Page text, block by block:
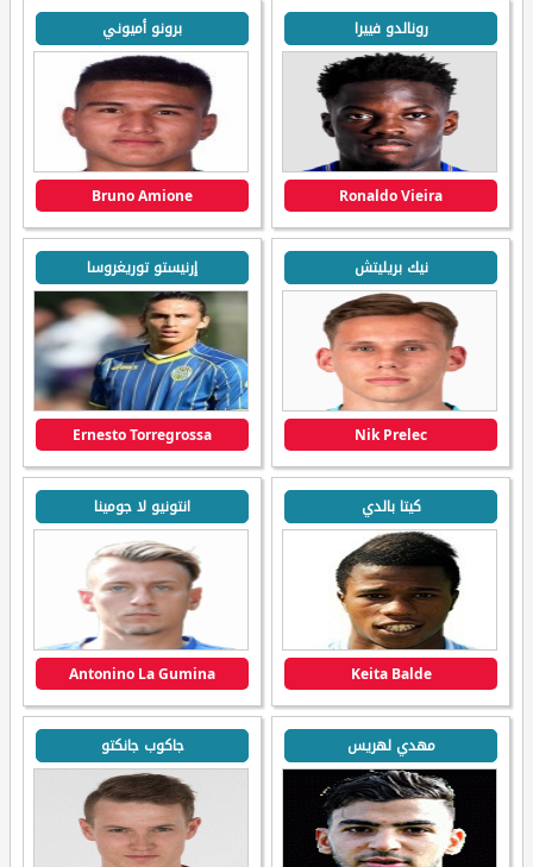
رونالدو فييرا
Ronaldo Vieira
برونو أميوني
Bruno Amione
نيك بريليتش
Nik Prelec
إرنيستو توريغروسا
Ernesto Torregrossa
كيتا بالدي
Keita Balde
انتونيو لا جومينا
Antonino La Gumina
مهدي لهريس جاكوب جانكتو